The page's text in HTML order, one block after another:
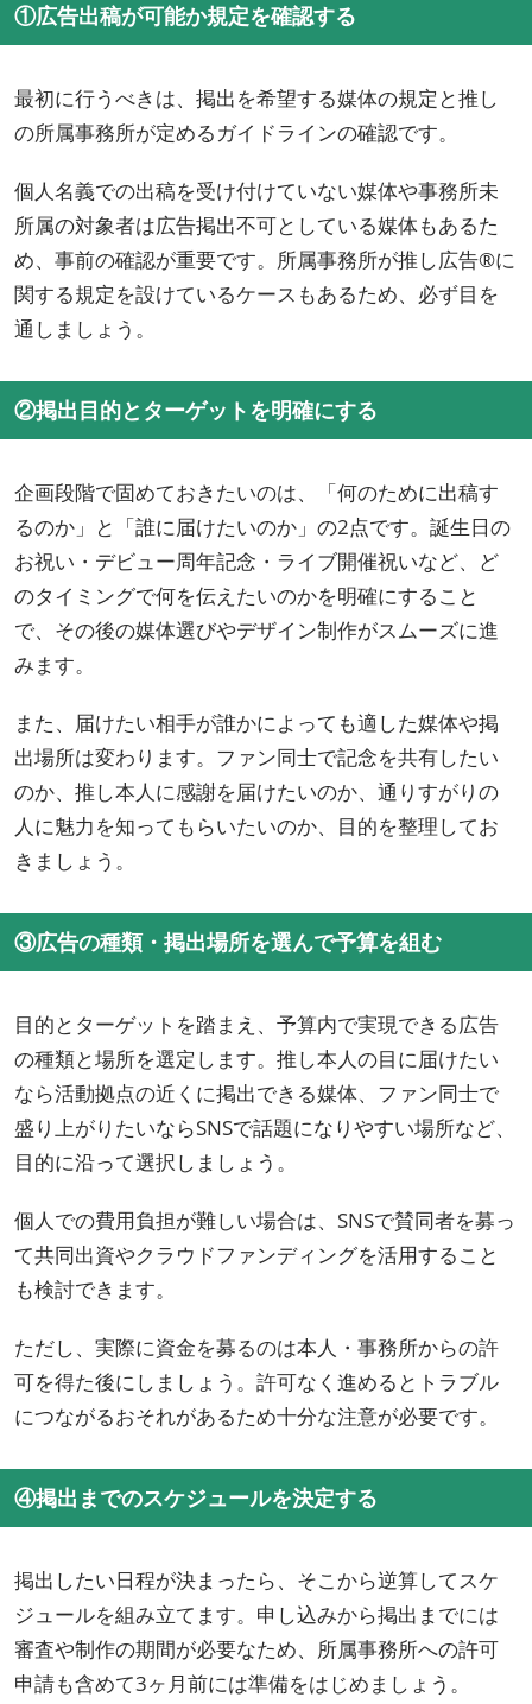
①広告出稿が可能か規定を確認する
最初に行うべきは、掲出を希望する媒体の規定と推し
の所属事務所が定めるガイドラインの確認です。
個人名義での出稿を受け付けていない媒体や事務所未
所属の対象者は広告掲出不可としている媒体もあるた
め、事前の確認が重要です。所属事務所が推し広告®に
関する規定を設けているケースもあるため、必ず目を
通しましょう。
②掲出目的とターゲットを明確にする
企画段階で固めておきたいのは、「何のために出稿す
るのか」と「誰に届けたいのか」の2点です。誕生日の
お祝い・デビュー周年記念・ライブ開催祝いなど、ど
のタイミングで何を伝えたいのかを明確にすること
で、その後の媒体選びやデザイン制作がスムーズに進
みます。
また、届けたい相手が誰かによっても適した媒体や掲
出場所は変わります。ファン同士で記念を共有したい
のか、推し本人に感謝を届けたいのか、通りすがりの
人に魅力を知ってもらいたいのか、目的を整理してお
きましょう。
③広告の種類・掲出場所を選んで予算を組む
目的とターゲットを踏まえ、予算内で実現できる広告
の種類と場所を選定します。推し本人の目に届けたい
なら活動拠点の近くに掲出できる媒体、ファン同士で
盛り上がりたいならSNSで話題になりやすい場所など、
目的に沿って選択しましょう。
個人での費用負担が難しい場合は、SNSで賛同者を募っ
て共同出資やクラウドファンディングを活用すること
も検討できます。
ただし、実際に資金を募るのは本人・事務所からの許
可を得た後にしましょう。許可なく進めるとトラブル
につながるおそれがあるため十分な注意が必要です。
④掲出までのスケジュールを決定する
掲出したい日程が決まったら、そこから逆算してスケ
ジュールを組み立てます。申し込みから掲出までには
審査や制作の期間が必要なため、所属事務所への許可
申請も含めて3ヶ月前には準備をはじめましょう。